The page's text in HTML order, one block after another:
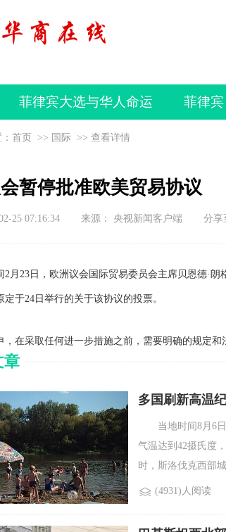
菲律宾大选与华人命运 菲律宾
首页 >> 国际 >> 查看详情
暂停批准欧美贸易协议
25 07:16:34 来源： 央视新闻客户端 分享
23日，欧洲议会国际贸易委员会主席贝恩德·朗
定于24日举行的关于该协议的投票。
采取任何进一步措施之前，需要明确的规定和
章
多国刷新高温
当地时间8月6日
气温达到42摄氏度
时，斯洛伐克西部
(4931)人阅读